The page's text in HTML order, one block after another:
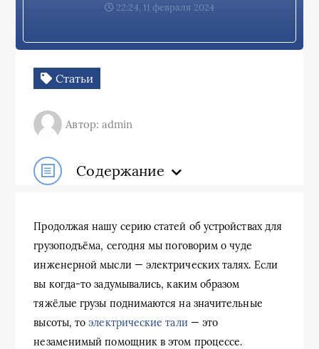
22:24, 11 февраля 2024
Статьи
Автор: admin
Содержание
Продолжая нашу серию статей об устройствах для
грузоподъёма, сегодня мы поговорим о чуде
инженерной мысли — электрических талях. Если
вы когда-то задумывались, каким образом
тяжёлые грузы поднимаются на значительные
высоты, тоэлектрические тали — это
незаменимый помощник в этом процессе.